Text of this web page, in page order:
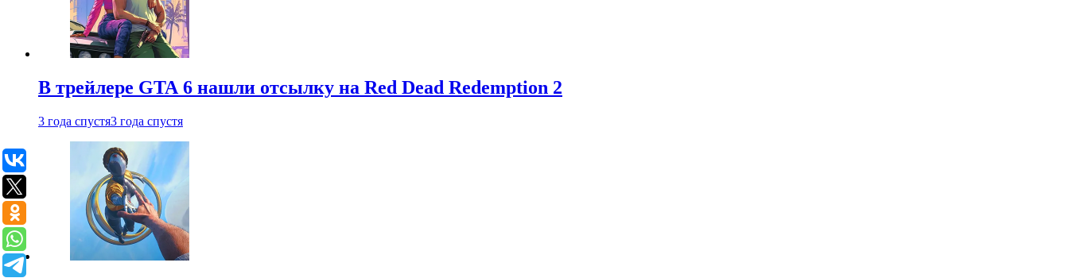
В трейлере GTA 6 нашли отсылку на Red Dead Redemption 2
3 года спустя3 года спустя